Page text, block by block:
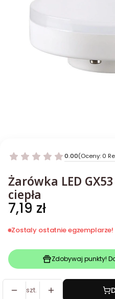
0.00(Oceny: 0
Żarówka LED
ciepła
Cena
7,19 zł
Zostaly ostatnie egzemplarze!
Zdobywaj punkty!
szt.